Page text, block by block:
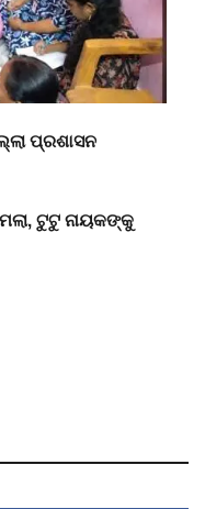
ପ୍ରଶାସନ
ଟୁଟୁ ନାୟକଙ୍କୁ